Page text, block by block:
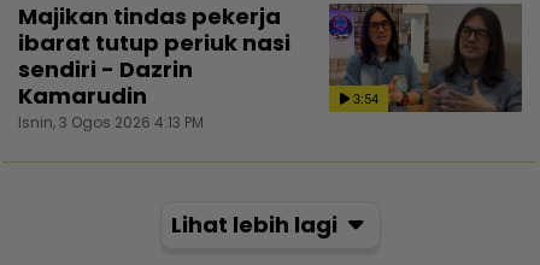
3:54
Majikan tindas pekerja
ibarat tutup periuk nasi
sendiri - Dazrin
Kamarudin
Isnin, 3 Ogos 2026 4:13 PM
Lihat lebih lagi